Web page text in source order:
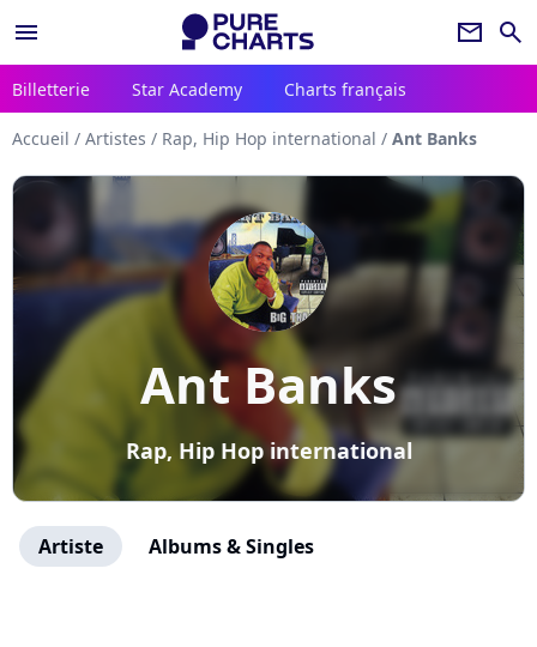
menu newsletter search
Billetterie Star Academy Charts français
Accueil / Artistes / Rap, Hip Hop international / Ant Banks
Ant Banks
Rap, Hip Hop international
Artiste Albums & Singles